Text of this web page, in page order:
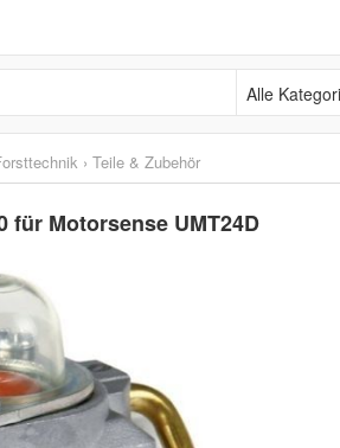
Alle Kategorien
› Teile & Zubehör
für Motorsense UMT24D